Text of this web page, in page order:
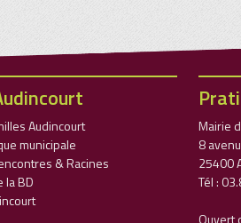
Audincourt
municipale
& Racines
la BD
Mairie
8
25400
Tél :